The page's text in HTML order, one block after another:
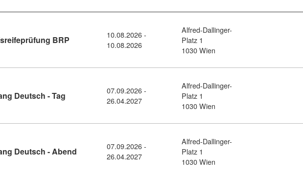
BRP Kursdetail: Informationsabend Berufsreifeprüfung BRP (11458026)
10.08.2026 -
10.08.2026
Alfred-Dallinger-
Platz 1
1030 Wien
Deutsch - Tag Kursdetail: BRP Vorbereitungslehrgang Deutsch - Tag (11458227)
07.09.2026 -
26.04.2027
Alfred-Dallinger-
Platz 1
1030 Wien
Deutsch - Abend Kursdetail: BRP Vorbereitungslehrgang Deutsch - Abend (11458228)
07.09.2026 -
26.04.2027
Alfred-Dallinger-
Platz 1
1030 Wien